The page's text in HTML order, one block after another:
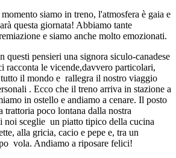
siamo in treno, l'atmosfera è gaia e
questa giornata! Abbiamo tante
e siamo anche molto emozionati.
questi pensieri una signora siculo-canadese
racconta le vicende,davvero particolari,
il mondo e rallegra il nostro viaggio
. Ecco che il treno arriva in stazione a
in ostello e andiamo a cenare. Il posto
trattoria poco lontana dalla nostra
noi sceglie un piatto tipico della cucina
alla gricia, cacio e pepe e, tra un
vola. Andiamo a riposare felici!